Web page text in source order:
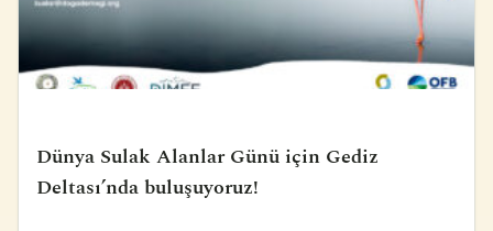
Dünya Sulak Alanlar Günü için Gediz
Deltası’nda buluşuyoruz!